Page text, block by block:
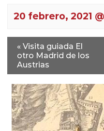
20 febrero, 2021
« Visita guiada El
otro Madrid de los
Austrias